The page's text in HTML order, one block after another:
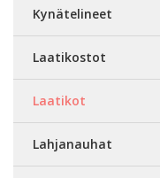
Kynätelineet
Laatikostot
Laatikot
Lahjanauhat